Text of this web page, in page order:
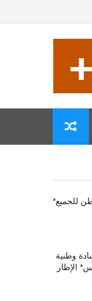
للجميع*
وطنية
الإطار